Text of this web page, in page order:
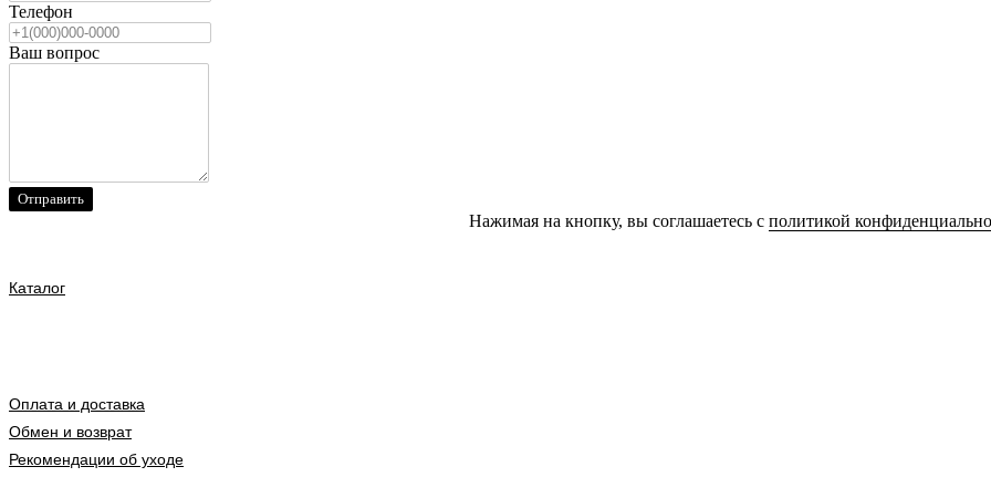
Каталог
Оплата и доставка
Обмен и возврат
Рекомендации об уходе
Телефон
Ваш вопрос
Отправить
Нажимая на кнопку, вы соглашаетесь с политикой